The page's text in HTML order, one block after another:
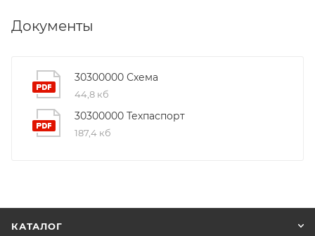
Документы
30300000 Схема
44,8 кб
30300000 Техпаспорт
187,4 кб
КАТАЛОГ